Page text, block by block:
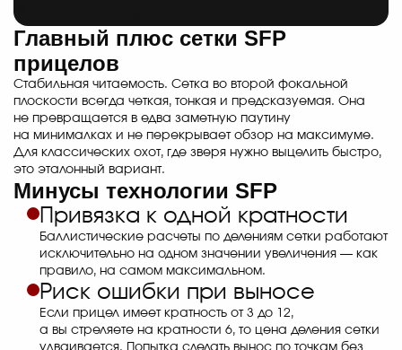
Главный плюс сетки SFP
прицелов
Стабильная читаемость. Сетка во второй фокальной
плоскости всегда четкая, тонкая и предсказуемая. Она
не превращается в едва заметную паутину
на минималках и не перекрывает обзор на максимуме.
Для классических охот, где зверя нужно выцелить быстро,
это эталонный вариант.
Минусы технологии SFP
Привязка к одной кратности
Баллистические расчеты по делениям сетки работают
исключительно на одном значении увеличения — как
правило, на самом максимальном.
Риск ошибки при выносе
Если прицел имеет кратность от 3 до 12,
а вы стреляете на кратности 6, то цена деления сетки
удваивается. Попытка сделать вынос по точкам без